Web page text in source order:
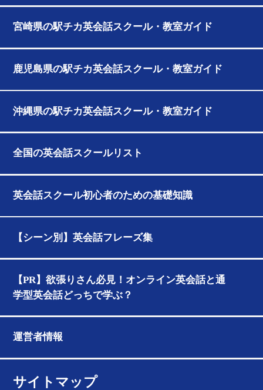
宮崎県の駅チカ英会話スクール・教室ガイド
鹿児島県の駅チカ英会話スクール・教室ガイド
沖縄県の駅チカ英会話スクール・教室ガイド
全国の英会話スクールリスト
英会話スクール初心者のための基礎知識
【シーン別】英会話フレーズ集
【PR】欲張りさん必見！オンライン英会話と通
学型英会話どっちで学ぶ？
運営者情報
サイトマップ